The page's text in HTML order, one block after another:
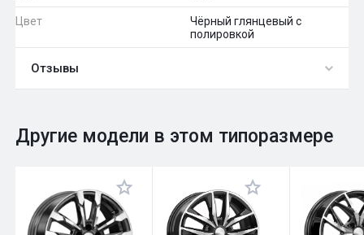
Цвет
Чёрный глянцевый с
полировкой
Отзывы
Оставить отзыв
Общий рейтинг 0
Другие модели в этом типоразмере